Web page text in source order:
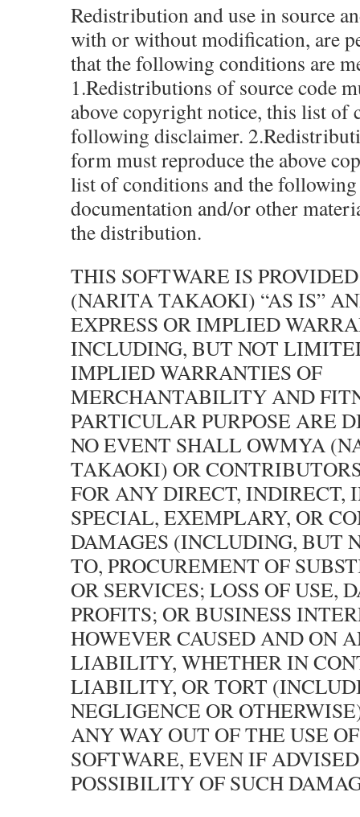
Redistribution and use in source
with or without modification, are
that the following conditions are
1.Redistributions of source code
above copyright notice, this list of
following disclaimer.
form must reproduce the above
list of conditions and the
documentation and/or other
the distribution.
THIS SOFTWARE IS
(NARITA TAKAOKI) “AS IS”
EXPRESS OR IMPLIED
INCLUDING, BUT NOT
IMPLIED WARRANTIES OF
MERCHANTABILITY AND
PARTICULAR PURPOSE ARE
NO EVENT SHALL OWMYA
TAKAOKI) OR
FOR ANY DIRECT, INDIRECT,
SPECIAL, EXEMPLARY, OR
DAMAGES (INCLUDING, BUT
TO, PROCUREMENT OF
OR SERVICES; LOSS OF USE,
PROFITS; OR BUSINESS
HOWEVER CAUSED AND ON
LIABILITY, WHETHER IN
LIABILITY, OR TORT
NEGLIGENCE OR
ANY WAY OUT OF THE USE
SOFTWARE, EVEN IF
POSSIBILITY OF SUCH